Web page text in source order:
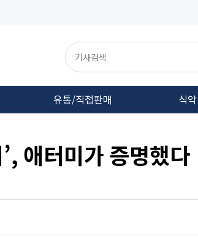
유통/직접판매 식약
애터미가 증명했다